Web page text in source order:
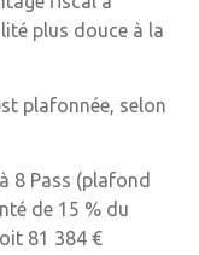
plus douce à la
plafonnée, selon
8 Pass (plafond
de 15 % du
81 384 €